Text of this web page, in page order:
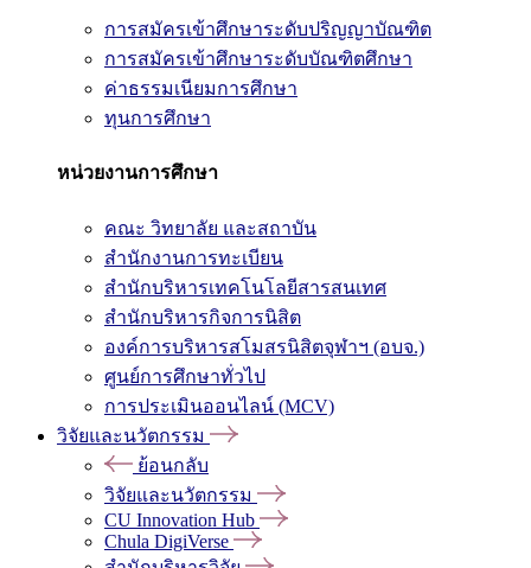
การสมัครเข้าศึกษาระดับปริญญาบัณฑิต
การสมัครเข้าศึกษาระดับบัณฑิตศึกษา
ค่าธรรมเนียมการศึกษา
ทุนการศึกษา
หน่วยงานการศึกษา
คณะ วิทยาลัย และสถาบัน
สำนักงานการทะเบียน
สำนักบริหารเทคโนโลยีสารสนเทศ
สำนักบริหารกิจการนิสิต
องค์การบริหารสโมสรนิสิตจุฬาฯ (อบจ.)
ศูนย์การศึกษาทั่วไป
การประเมินออนไลน์ (MCV)
วิจัยและนวัตกรรม
ย้อนกลับ
วิจัยและนวัตกรรม
CU Innovation Hub
Chula DigiVerse